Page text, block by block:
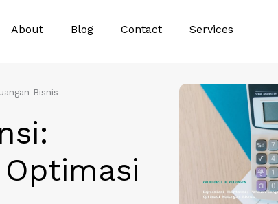
About Blog Contact Services
Bisnis